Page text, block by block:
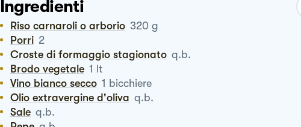
Ingredienti
Riso carnaroli o arborio 320 g
Porri 2
Croste di formaggio stagionato q.b.
Brodo vegetale 1 lt
Vino bianco secco 1 bicchiere
Olio extravergine d'oliva q.b.
Sale q.b.